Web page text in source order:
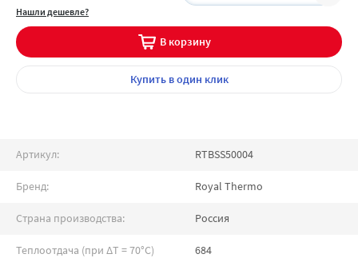
Нашли дешевле?
В корзину
Купитьв один клик
Артикул: RTBSS50004
Бренд: Royal Thermo
Страна производства: Россия
Теплоотдача (при ∆T = 70°C)
684